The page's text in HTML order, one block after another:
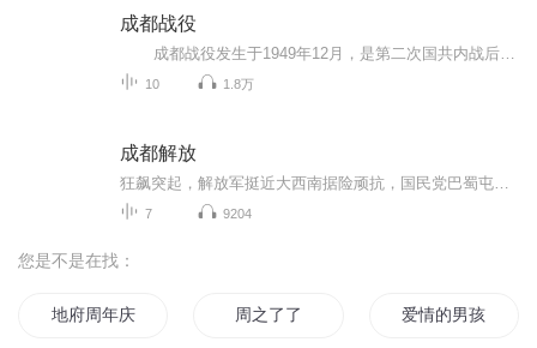
成都战役
10 1.8万
成都解放
7 9204
您是不是在找：
地府周年庆抽个冥王当老公周之了了 爱情的男孩女孩